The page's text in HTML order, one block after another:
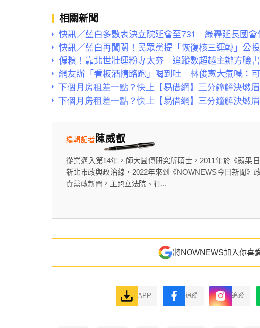
相關新聞
快訊／藍白多數表決立院延會至731 綠轟延長國會
快訊／藍白再闖關！民眾黨提「恢復核三運轉」公
偏糗！靠北世壯運粉專太夯 追蹤數超越主辦方臉書
網友辦「看板酒精路跑」喝到吐 林俊憲大氣喊：
陳威叡
編輯記者
從業邁入第14年，師大圖傳研究所碩士，2011年於《蘋果
新北市政與政治線，2022年來到《NOWNEWS今日新聞》
責黨政新聞，主跑立法院、行...
將NOWNEWS加入你喜
APP 追蹤 追蹤